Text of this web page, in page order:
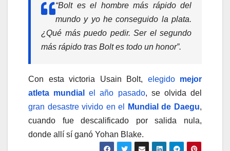
“Bolt es el hombre más rápido del
mundo y yo he conseguido la plata.
¿Qué más puedo pedir. Ser el segundo
más rápido tras Bolt es todo un honor”.
Con esta victoria Usain Bolt, elegido mejor
atleta mundial
el año pasado, se olvida del
gran desastre vivido en el
Mundial de Daegu,
cuando fue descalificado por salida nula,
donde allí sí ganó Yohan Blake.